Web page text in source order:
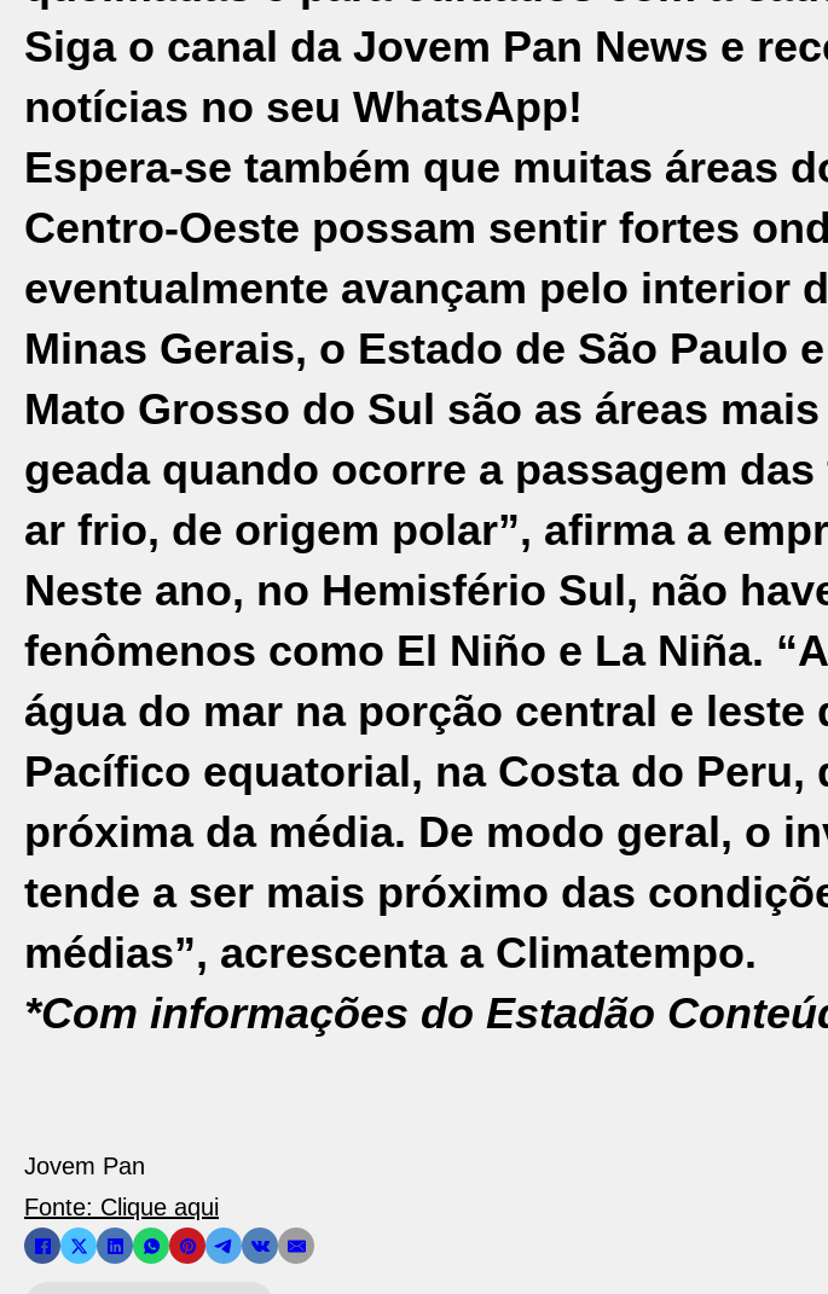
Siga o canal da Jovem Pan News e
notícias no seu WhatsApp!
Espera-se também que muitas áreas
Centro-Oeste possam sentir fortes
eventualmente avançam pelo interior
Minas Gerais, o Estado de São Paulo
Mato Grosso do Sul são as áreas
geada quando ocorre a passagem
ar frio, de origem polar”, afirma a
Neste ano, no Hemisfério Sul, não
fenômenos como El Niño e La Niña.
água do mar na porção central e leste
Pacífico equatorial, na Costa do Peru,
próxima da média. De modo geral, o
tende a ser mais próximo das
médias”, acrescenta a Climatempo.
*Com informações do Estadão
Jovem Pan
Fonte: Clique aqui